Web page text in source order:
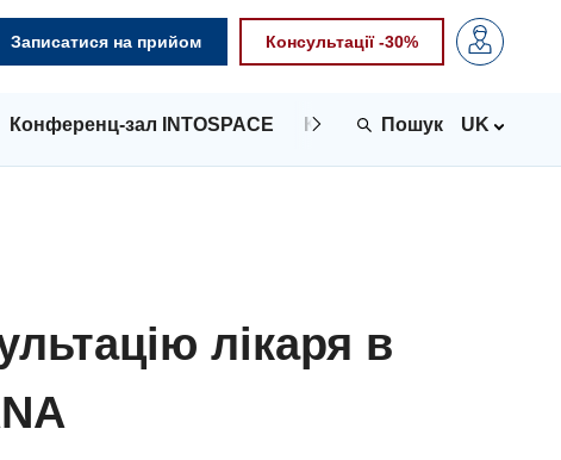
Записатися на прийом Консультації -30%
Конференц-зал INTOSPACE Контакти UK
лікаря в